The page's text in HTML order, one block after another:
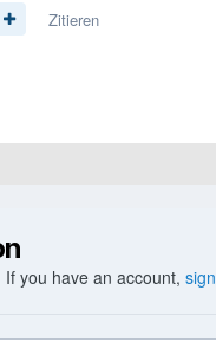
Zitieren
you have an account,